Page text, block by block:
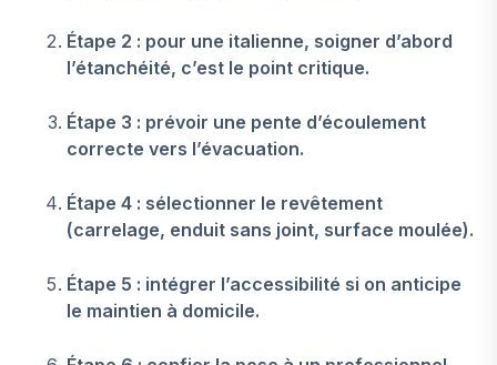
Étape 2 : pour une italienne, soigner d’abord
l’étanchéité, c’est le point critique.
Étape 3 : prévoir une pente d’écoulement
correcte vers l’évacuation.
Étape 4 : sélectionner le revêtement
(carrelage, enduit sans joint, surface moulée).
Étape 5 : intégrer l’accessibilité si on anticipe
le maintien à domicile.